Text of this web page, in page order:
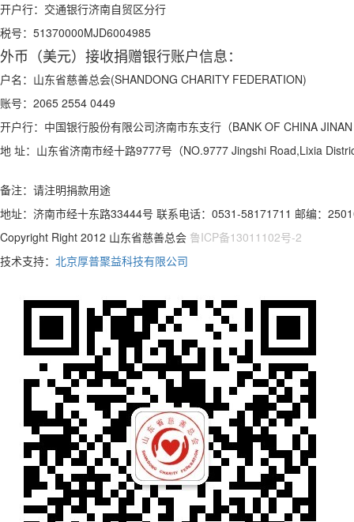
开户行： 交通银行济南自贸区分行
税号： 51370000MJD6004985
外币（美元）接收捐赠银行账户信息：
户名： 山东省慈善总会(SHANDONG CHARITY FEDERATION)
账号： 2065 2554 0449
开户行： 中国银行股份有限公司济南市东支行（BANK OF CHINA
地 址： 山东省济南市经十路9777号（NO.9777 Jingshi Road,Lixia
备注：请注明捐款用途
地址：济南市经十东路33444号 联系电话：0531-58171711 邮编：
Copyright Right 2012 山东省慈善总会 鲁ICP备13011102号-2
技术支持： 北京厚普聚益科技有限公司